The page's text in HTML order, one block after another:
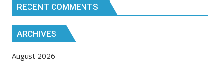
RECENT COMMENTS
ARCHIVES
August 2026